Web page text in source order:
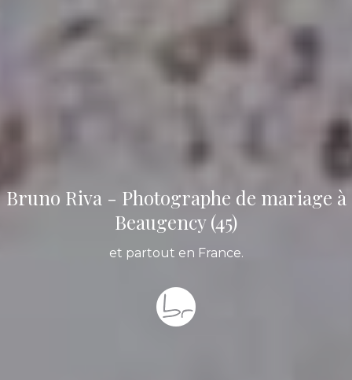
Bruno Riva - Photographe de mariage à
Beaugency (45)
et partout en France.